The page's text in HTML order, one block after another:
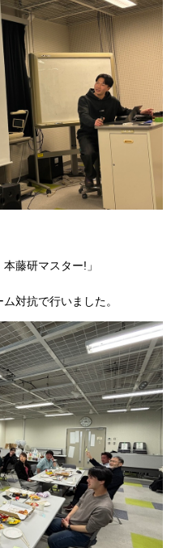
藤研マスター!」
対抗で行いました。